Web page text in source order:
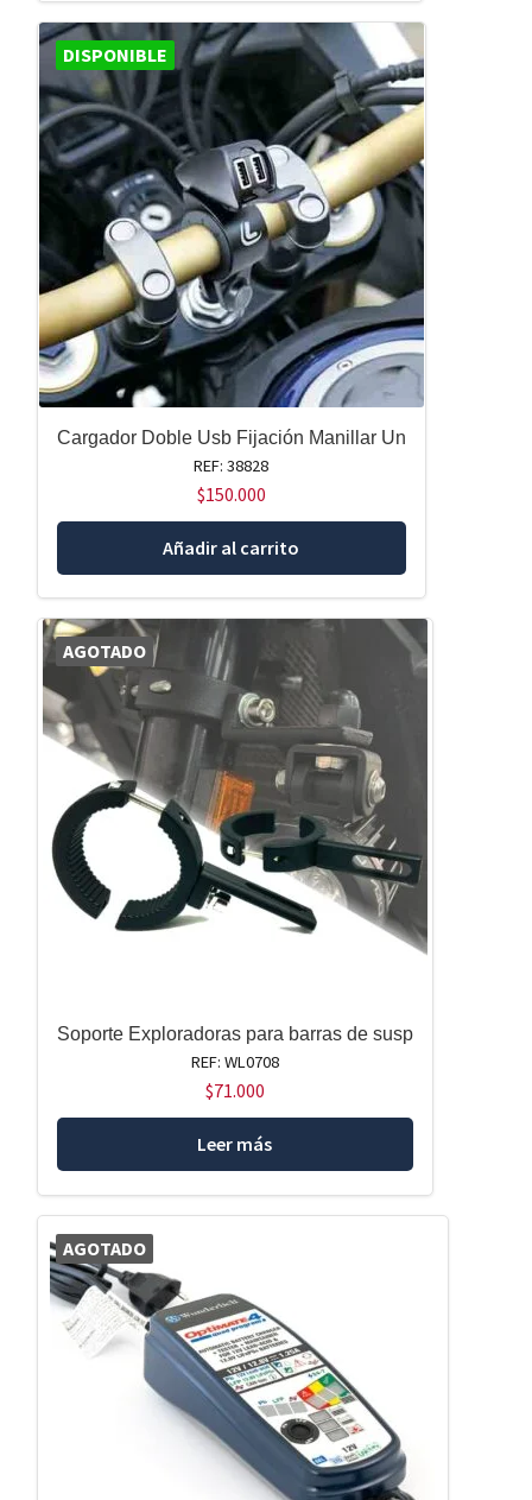
DISPONIBLE
Cargador Doble Usb Fijación Manillar Un
REF: 38828
$150.000
Añadir al carrito
AGOTADO
Soporte Exploradoras para barras de susp
REF: WL0708
$71.000
Leer más
AGOTADO